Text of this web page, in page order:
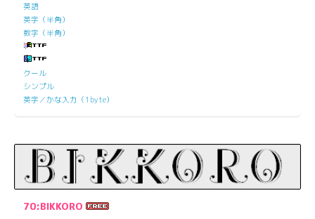
英語
英字（半角）
数字（半角）
クール
シンプル
英字／かな入力（1byte）
70:BIKKORO